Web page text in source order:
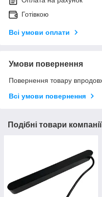
Готівкою
Всі умови оплати
Умови повернення
Повернення товару
Всі умови повернення
Подібні товари компанії